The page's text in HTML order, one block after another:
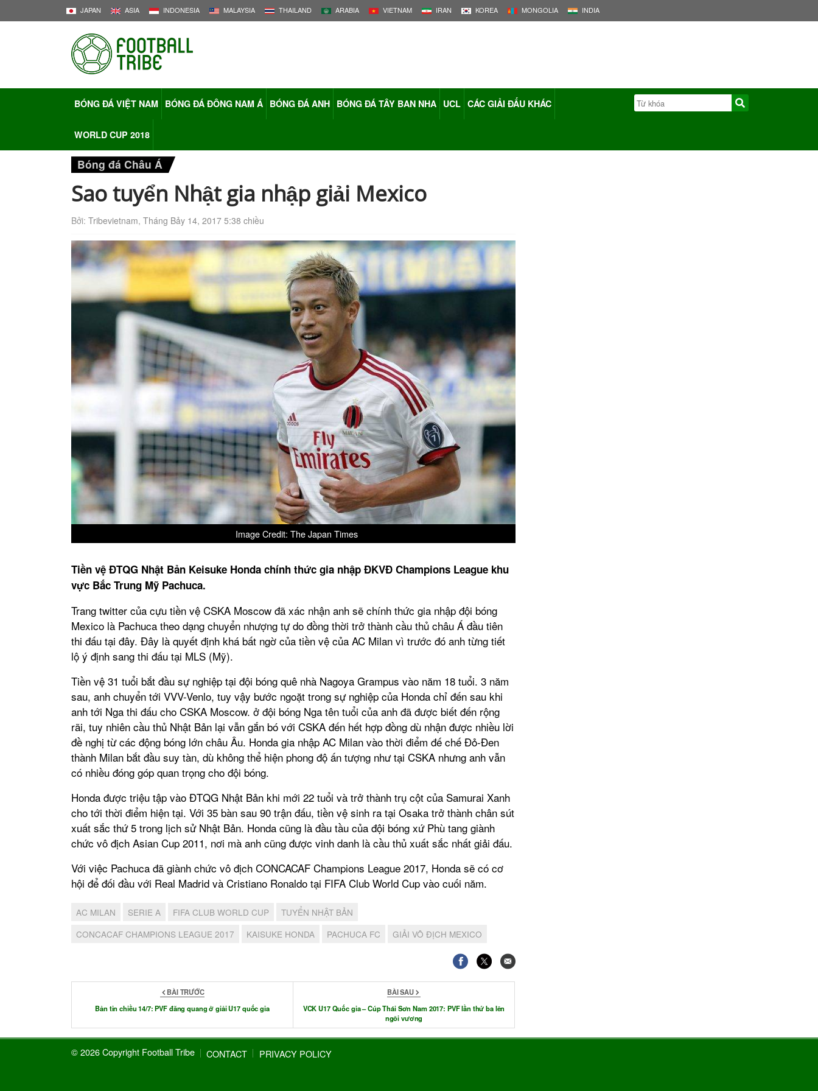
JAPAN ASIA INDONESIA MALAYSIA THAILAND ARABIA VIETNAM IRAN KOREA MONGOLIA INDIA
BÓNG ĐÁ VIỆT NAM BÓNG ĐÁ ĐÔNG NAM Á BÓNG ĐÁ ANH BÓNG ĐÁ TÂY BAN NHA UCL CÁC GIẢI ĐẤU KHÁC
WORLD CUP 2018
Bóng đá Châu Á
Sao tuyển Nhật gia nhập giải Mexico
Bởi: Tribevietnam, Tháng Bảy 14, 2017 5:38 chiều
Image Credit: The Japan Times
Tiền vệ ĐTQG Nhật Bản Keisuke Honda chính thức gia nhập ĐKVĐ Champions League khu
vực Bắc Trung Mỹ Pachuca.
Trang twitter của cựu tiền vệ CSKA Moscow đã xác nhận anh sẽ chính thức gia nhập đội bóng
Mexico là Pachuca theo dạng chuyển nhượng tự do đồng thời trở thành cầu thủ châu Á đầu tiên
thi đấu tại đây. Đây là quyết định khá bất ngờ của tiền vệ của AC Milan vì trước đó anh từng tiết
lộ ý định sang thi đấu tại MLS (Mỹ).
Tiền vệ 31 tuổi bắt đầu sự nghiệp tại đội bóng quê nhà Nagoya Grampus vào năm 18 tuổi. 3 năm
sau, anh chuyển tới VVV-Venlo, tuy vậy bước ngoặt trong sự nghiệp của Honda chỉ đến sau khi
anh tới Nga thi đấu cho CSKA Moscow. ở đội bóng Nga tên tuổi của anh đã được biết đến rộng
rãi, tuy nhiên cầu thủ Nhật Bản lại vẫn gắn bó với CSKA đến hết hợp đồng dù nhận được nhiều lời
đề nghị từ các động bóng lớn châu Âu. Honda gia nhập AC Milan vào thời điểm đế chế Đỏ-Đen
thành Milan bắt đầu suy tàn, dù không thể hiện phong độ ấn tượng như tại CSKA nhưng anh vẫn
có nhiều đóng góp quan trọng cho đội bóng.
Honda được triệu tập vào ĐTQG Nhật Bản khi mới 22 tuổi và trở thành trụ cột của Samurai Xanh
cho tới thời điểm hiện tại. Với 35 bàn sau 90 trận đấu, tiền vệ sinh ra tại Osaka trở thành chân sút
xuất sắc thứ 5 trong lịch sử Nhật Bản. Honda cũng là đầu tầu của đội bóng xứ Phù tang giành
chức vô địch Asian Cup 2011, nơi mà anh cũng được vinh danh là cầu thủ xuất sắc nhất giải đấu.
Với việc Pachuca đã giành chức vô địch CONCACAF Champions League 2017, Honda sẽ có cơ
hội để đối đầu với Real Madrid và Cristiano Ronaldo tại FIFA Club World Cup vào cuối năm.
AC MILAN SERIE A FIFA CLUB WORLD CUP
TUYỂN NHẬT BẢN
CONCACAF CHAMPIONS LEAGUE 2017
KAISUKE HONDA PACHUCA FC GIẢI VÔ ĐỊCH MEXICO
BÀI TRƯỚC
Bản tin chiều 14/7: PVF đăng quang ở giải U17 quốc gia
BÀI SAU
VCK U17 Quốc gia – Cúp Thái Sơn Nam 2017: PVF lần thứ ba lên
ngôi vương
© 2026 Copyright Football Tribe CONTACT PRIVACY POLICY